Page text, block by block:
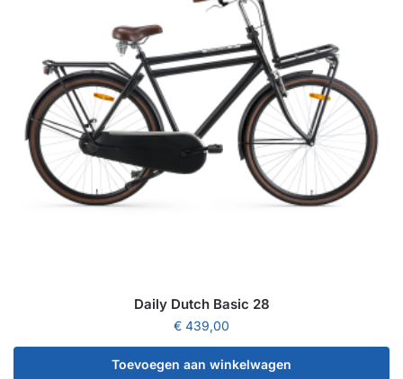
Daily Dutch Basic 28
€ 439,00
Toevoegen aan winkelwagen